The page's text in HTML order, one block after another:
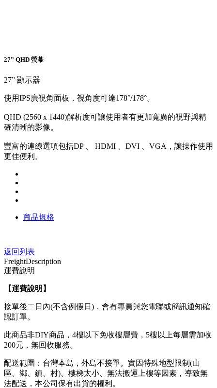
27” QHD 螢幕
27” 顯示器
使用IPS廣視角面板，視角度可達178°/178°。
QHD (2560 x 1440)解析度可讓使用者有更加寬廣的視野與精
確清晰的影像。
豐富的連線選項包括DP 、 HDMI 、DVI 、VGA，讓操作使用
更佳便利。
商品規格
返回列表
FreightDescription
運費說明
【運費說明 】
接單後二日內(不含例假日)，會有專員與您電聯或簡訊通知確
認訂單。
此商品非DIY商品，4樓以下免收樓層費，5樓以上每層需加收
200元，無回收服務。
配送範圍：台灣本島，外島不接單。實因特殊地型限制(山
區、鄉、鎮、村)、樓梯太小、無法搬運上樓等因素，導致無
法配送，本公司保有出貨的權利。